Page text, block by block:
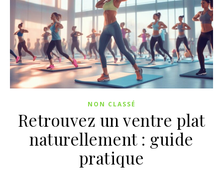
NON CLASSÉ
Retrouvez un ventre plat
naturellement : guide
pratique